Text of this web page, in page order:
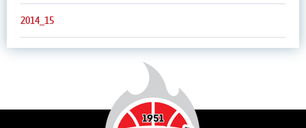
2014_15